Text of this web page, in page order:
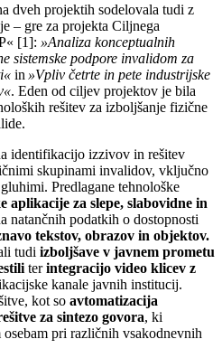
dveh projektih sodelovala tudi z
– gre za projekta Ciljnega
[1]: »Analiza konceptualnih
sistemske podpore invalidom za
in »Vpliv četrte in pete industrijske
. Eden od ciljev projektov je bila
rešitev za izboljšanje fizične
identifikacijo izzivov in rešitev
skupinami invalidov, vključno
Predlagane tehnološke
aplikacije za slepe, slabovidne in
natančnih podatkih o dostopnosti
tekstov, obrazov in objektov.
tudi izboljšave v javnem prometu
terintegracijo video klicev z
kanale javnih institucij.
kot so avtomatizacija
za sintezo govora, ki
pri različnih vsakodnevnih